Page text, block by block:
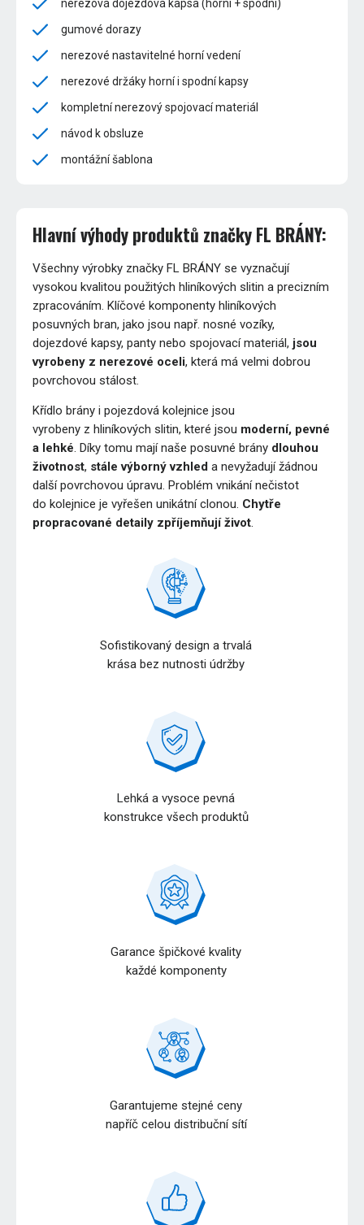
nerezová dojezdová kapsa (horní + spodní)
gumové dorazy
nerezové nastavitelné horní vedení
nerezové držáky horní i spodní kapsy
kompletní nerezový spojovací materiál
návod k obsluze
montážní šablona
Hlavní výhody produktů značky FL BRÁNY:
Všechny výrobky značky FL BRÁNY se vyznačují
vysokou kvalitou použitých hliníkových slitin a precizním
zpracováním. Klíčové komponenty hliníkových
posuvných bran, jako jsou např. nosné vozíky,
dojezdové kapsy, panty nebo spojovací materiál, jsou
vyrobeny z nerezové oceli, která má velmi dobrou
povrchovou stálost.
Křídlo brány i pojezdová kolejnice jsou
vyrobeny z hliníkových slitin, které jsou moderní, pevné
a lehké. Díky tomu mají naše posuvné brány dlouhou
životnost, stále výborný vzhled a nevyžadují žádnou
další povrchovou úpravu. Problém vnikání nečistot
do kolejnice je vyřešen unikátní clonou. Chytře
propracované detaily zpříjemňují život.
Sofistikovaný design a trvalá
krása bez nutnosti údržby
Lehká a vysoce pevná
konstrukce všech produktů
Garance špičkové kvality
každé komponenty
Garantujeme stejné ceny
napříč celou distribuční sítí